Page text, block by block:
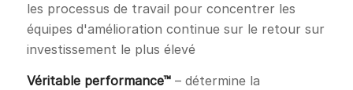
les processus de travail pour concentrer les
équipes d'amélioration continue sur le retour sur
investissement le plus élevé
Véritable performance™ – détermine la